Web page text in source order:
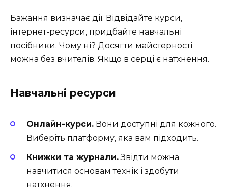
Бажання визначає дії. Відвідайте курси,
інтернет-ресурси, придбайте навчальні
посібники. Чому ні? Досягти майстерності
можна без вчителів. Якщо в серці є натхнення.
Навчальні ресурси
Онлайн-курси. Вони доступні для кожного.
Виберіть платформу, яка вам підходить.
Книжки та журнали.Звідти можна
навчитися основам технік і здобути
натхнення.